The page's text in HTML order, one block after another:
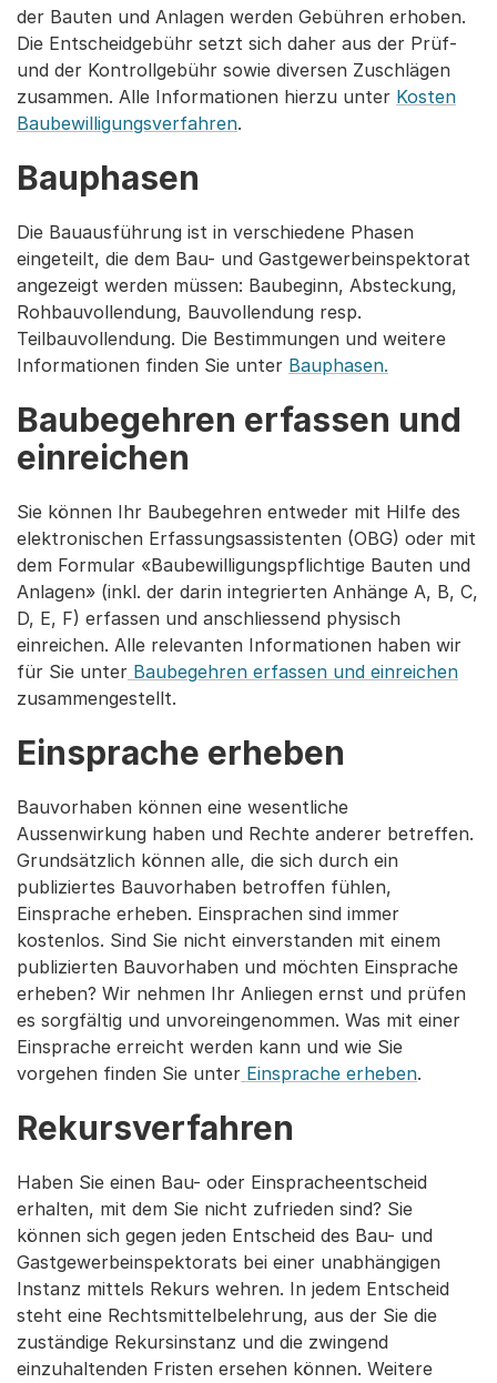
der Bauten und Anlagen werden Gebühren erhoben.
Die Entscheidgebühr setzt sich daher aus der Prüf-
und der Kontrollgebühr sowie diversen Zuschlägen
zusammen. Alle Informationen hierzu unter Kosten
Baubewilligungsverfahren.
Bauphasen
Die Bauausführung ist in verschiedene Phasen
eingeteilt, die dem Bau- und Gastgewerbeinspektorat
angezeigt werden müssen: Baubeginn, Absteckung,
Rohbauvollendung, Bauvollendung resp.
Teilbauvollendung. Die Bestimmungen und weitere
Informationen finden Sie unter Bauphasen.
Baubegehren erfassen und
einreichen
Sie können Ihr Baubegehren entweder mit Hilfe des
elektronischen Erfassungsassistenten (OBG) oder mit
dem Formular «Baubewilligungspflichtige Bauten und
Anlagen» (inkl. der darin integrierten Anhänge A, B, C,
D, E, F) erfassen und anschliessend physisch
einreichen. Alle relevanten Informationen haben wir
für Sie unter Baubegehren erfassen und einreichen
zusammengestellt.
Einsprache erheben
Bauvorhaben können eine wesentliche
Aussenwirkung haben und Rechte anderer betreffen.
Grundsätzlich können alle, die sich durch ein
publiziertes Bauvorhaben betroffen fühlen,
Einsprache erheben. Einsprachen sind immer
kostenlos. Sind Sie nicht einverstanden mit einem
publizierten Bauvorhaben und möchten Einsprache
erheben? Wir nehmen Ihr Anliegen ernst und prüfen
es sorgfältig und unvoreingenommen. Was mit einer
Einsprache erreicht werden kann und wie Sie
vorgehen finden Sie unter Einsprache erheben.
Rekursverfahren
Haben Sie einen Bau- oder Einspracheentscheid
erhalten, mit dem Sie nicht zufrieden sind? Sie
können sich gegen jeden Entscheid des Bau- und
Gastgewerbeinspektorats bei einer unabhängigen
Instanz mittels Rekurs wehren. In jedem Entscheid
steht eine Rechtsmittelbelehrung, aus der Sie die
zuständige Rekursinstanz und die zwingend
einzuhaltenden Fristen ersehen können. Weitere